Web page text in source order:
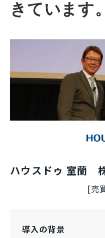
きています。
ハウスドゥ 室蘭
[売
導入の背景